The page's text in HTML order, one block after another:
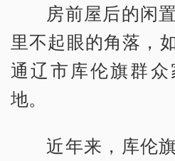
房前屋后的闲
里不起眼的角落，
通辽市库伦旗群
地。
近年来，库伦